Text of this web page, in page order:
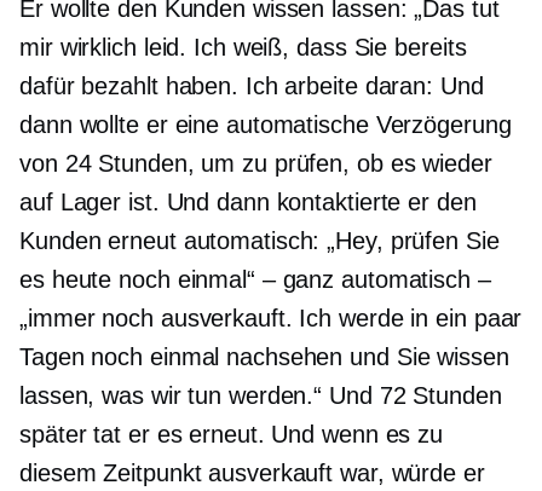
Er wollte den Kunden wissen lassen: „Das tut
mir wirklich leid. Ich weiß, dass Sie bereits
dafür bezahlt haben. Ich arbeite daran: Und
dann wollte er eine automatische Verzögerung
von 24 Stunden, um zu prüfen, ob es wieder
auf Lager ist. Und dann kontaktierte er den
Kunden erneut automatisch: „Hey, prüfen Sie
es heute noch einmal“ – ganz automatisch –
„immer noch ausverkauft. Ich werde in ein paar
Tagen noch einmal nachsehen und Sie wissen
lassen, was wir tun werden.“ Und 72 Stunden
später tat er es erneut. Und wenn es zu
diesem Zeitpunkt ausverkauft war, würde er